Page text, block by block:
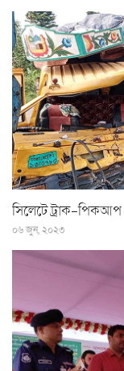
সিলেটে ট্রাক-পিকআপ
০৬ জুন, ২০২৩